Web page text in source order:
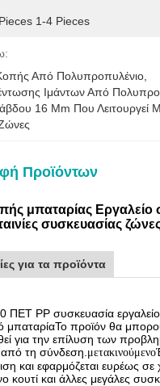
1-4 Pieces
Από Πολυπροπυλένιο
Ιμάντων Από
16 Mm Που Λειτουργεί
Προϊόντων
μπαταρίας Εργαλείο
συσκευασίας
για τα προϊόντα
PP συσκευασία εργαλείο
μπαταρίαΤο προϊόν θα
για την επίλυση των
τη σύνδεση. μετακινούμενο
και εφαρμόζεται ευρέως σε
κουτί και άλλες μεγάλες